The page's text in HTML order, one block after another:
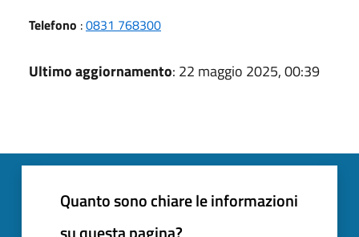
Telefono :0831 768300
Ultimo aggiornamento: 22 maggio 2025, 00:39
Quanto sono chiare le informazioni